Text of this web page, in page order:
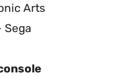
Arts
Sega